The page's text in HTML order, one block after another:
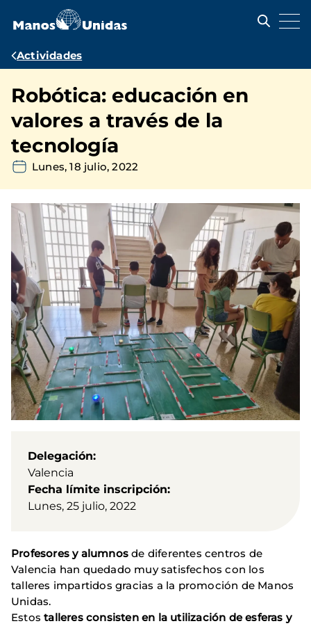
contenido
Ruta
navegación
Actividades
Robótica: educación en
valores a través de la
tecnología
Lunes, 18 julio, 2022
Delegación
Valencia
Fecha límite inscripción
Lunes, 25 julio, 2022
Profesores y alumnos de diferentes centros de
Valencia han quedado muy satisfechos con los
talleres impartidos gracias a la promoción de Manos
Unidas.
Estostalleres consisten en la utilización de esferas y